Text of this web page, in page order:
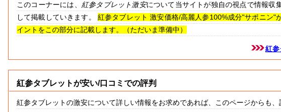
このコーナーには、 紅参タブレット激安について当サイトが独自の視点で情報収
して掲載していきます。 紅参タブレット 激安価格/高麗人参100%成分"サポニン"
イントをこの部分に記載します。（ただいま準備中）
紅参
紅参タブレットが安い/口コミでの評判
紅参タブレットの激安について詳しい情報をお求めであれば、このページからも、